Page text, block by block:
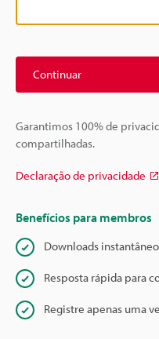
Continuar
Garantimos 100% de
compartilhadas.
Declaração de privacidade
Benefícios para membros
Downloads
Resposta rápida para
Registre apenas uma